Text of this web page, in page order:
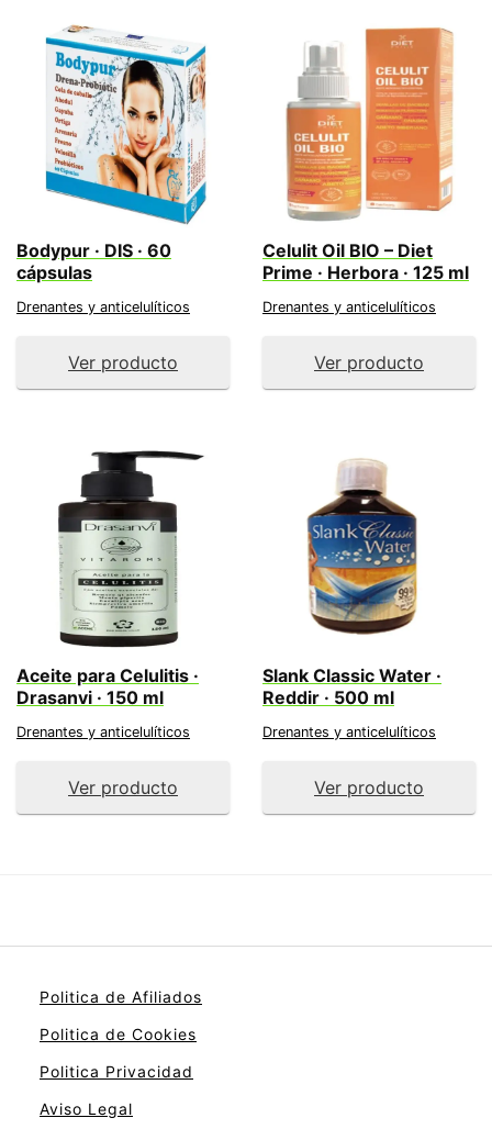
Bodypur · DIS · 60
cápsulas
Drenantes y anticelulíticos
Ver producto
Celulit Oil BIO – Diet
Prime · Herbora · 125 ml
Drenantes y anticelulíticos
Ver producto
Aceite para Celulitis ·
Drasanvi · 150 ml
Drenantes y anticelulíticos
Ver producto
Slank Classic Water ·
Reddir · 500 ml
Drenantes y anticelulíticos
Ver producto
Politica de Afiliados
Politica de Cookies
Politica Privacidad
Aviso Legal